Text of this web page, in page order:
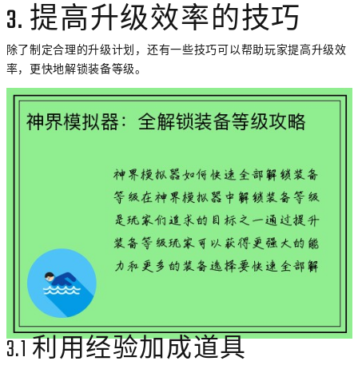
3. 提高升级效率的技巧
除了制定合理的升级计划，还有一些技巧可以帮助玩家提高升级效
率，更快地解锁装备等级。
3.1 利用经验加成道具